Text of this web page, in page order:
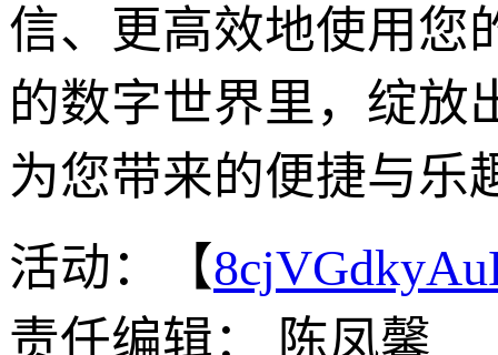
信、更高效地使用您
的数字世界里，绽放
为您带来的便捷与乐
活动：【
责任编辑： 陈凤馨